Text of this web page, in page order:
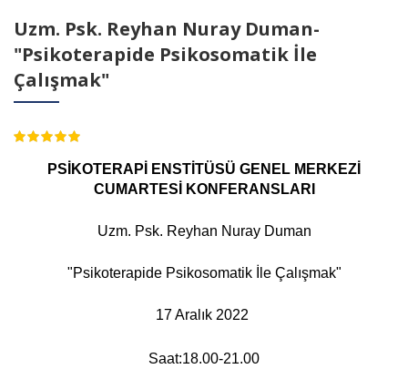
Uzm. Psk. Reyhan Nuray Duman-
"Psikoterapide Psikosomatik İle
Çalışmak"
PSİKOTERAPİ ENSTİTÜSÜ GENEL MERKEZİ
CUMARTESİ KONFERANSLARI
Uzm. Psk. Reyhan Nuray Duman
"Psikoterapide Psikosomatik İle Çalışmak"
17 Aralık 2022
Saat:18.00-21.00